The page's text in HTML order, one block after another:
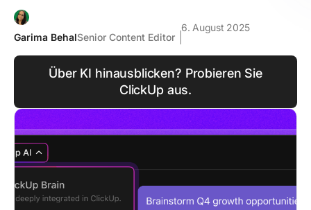
Garima BehalSenior Content Editor
6. August 2025
Über KI hinausblicken? Probieren Sie
ClickUp aus.